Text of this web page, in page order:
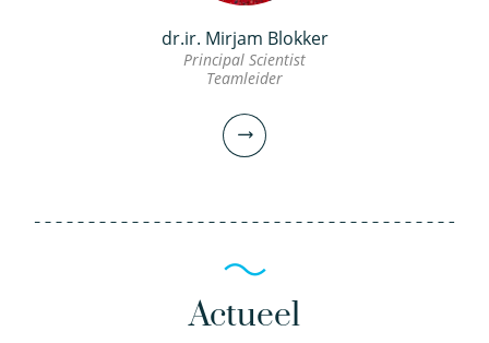
dr. Peter van Thienen
Ina Vertommen MSc
030-6069739
ina.vertommen@kwrwater.nl
bekijk profiel
dr.ir. Mirjam Blokker
Principal Scientist
Teamleider
Actueel